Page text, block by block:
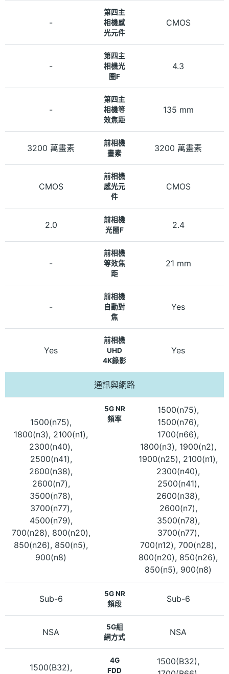
-
第四主
相機感
光元件
CMOS
-
第四主
相機光
圈F
4.3
-
第四主
相機等
效焦距
135 mm
3200 萬畫素
前相機
畫素
3200 萬畫素
CMOS
前相機
感光元
件
CMOS
2.0
前相機
光圈F
2.4
-
前相機
等效焦
距
21 mm
-
前相機
自動對
焦
Yes
Yes
前相機
UHD
4K錄影
Yes
通訊與網路
1500(n75),
1800(n3), 2100(n1),
2300(n40),
2500(n41),
2600(n38),
2600(n7),
3500(n78),
3700(n77),
4500(n79),
700(n28), 800(n20),
850(n26), 850(n5),
900(n8)
5G NR
頻率
1500(n75),
1500(n76),
1700(n66),
1800(n3), 1900(n2),
1900(n25), 2100(n1),
2300(n40),
2500(n41),
2600(n38),
2600(n7),
3500(n78),
3700(n77),
700(n12), 700(n28),
800(n20), 850(n26),
850(n5), 900(n8)
Sub-6
5G NR
頻段
Sub-6
NSA
5G組
網方式
NSA
1500(B32),
4G
FDD
1500(B32),